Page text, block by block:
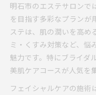
明石市のエステサロンで
を目指す多彩なプランが
ステは、肌の潤いを高め
ミ・くすみ対策など、悩
魅力です。特にブライダ
美肌ケアコースが人気を
フェイシャルケアの施術